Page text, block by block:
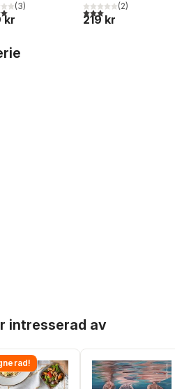
5 stjärnor. Totalt antal röster:
(3)
kr
3,0utav 5 stjärnor.
(2)
219 kr
intresserad av